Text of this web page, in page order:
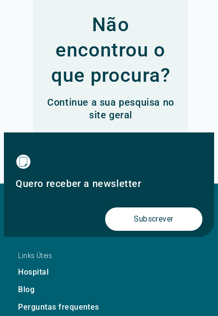
Não
encontrou o
que procura?
Continue a sua pesquisa no
site geral
Quero receber a newsletter
Subscrever
Links Úteis
Hospital
Blog
Perguntas frequentes